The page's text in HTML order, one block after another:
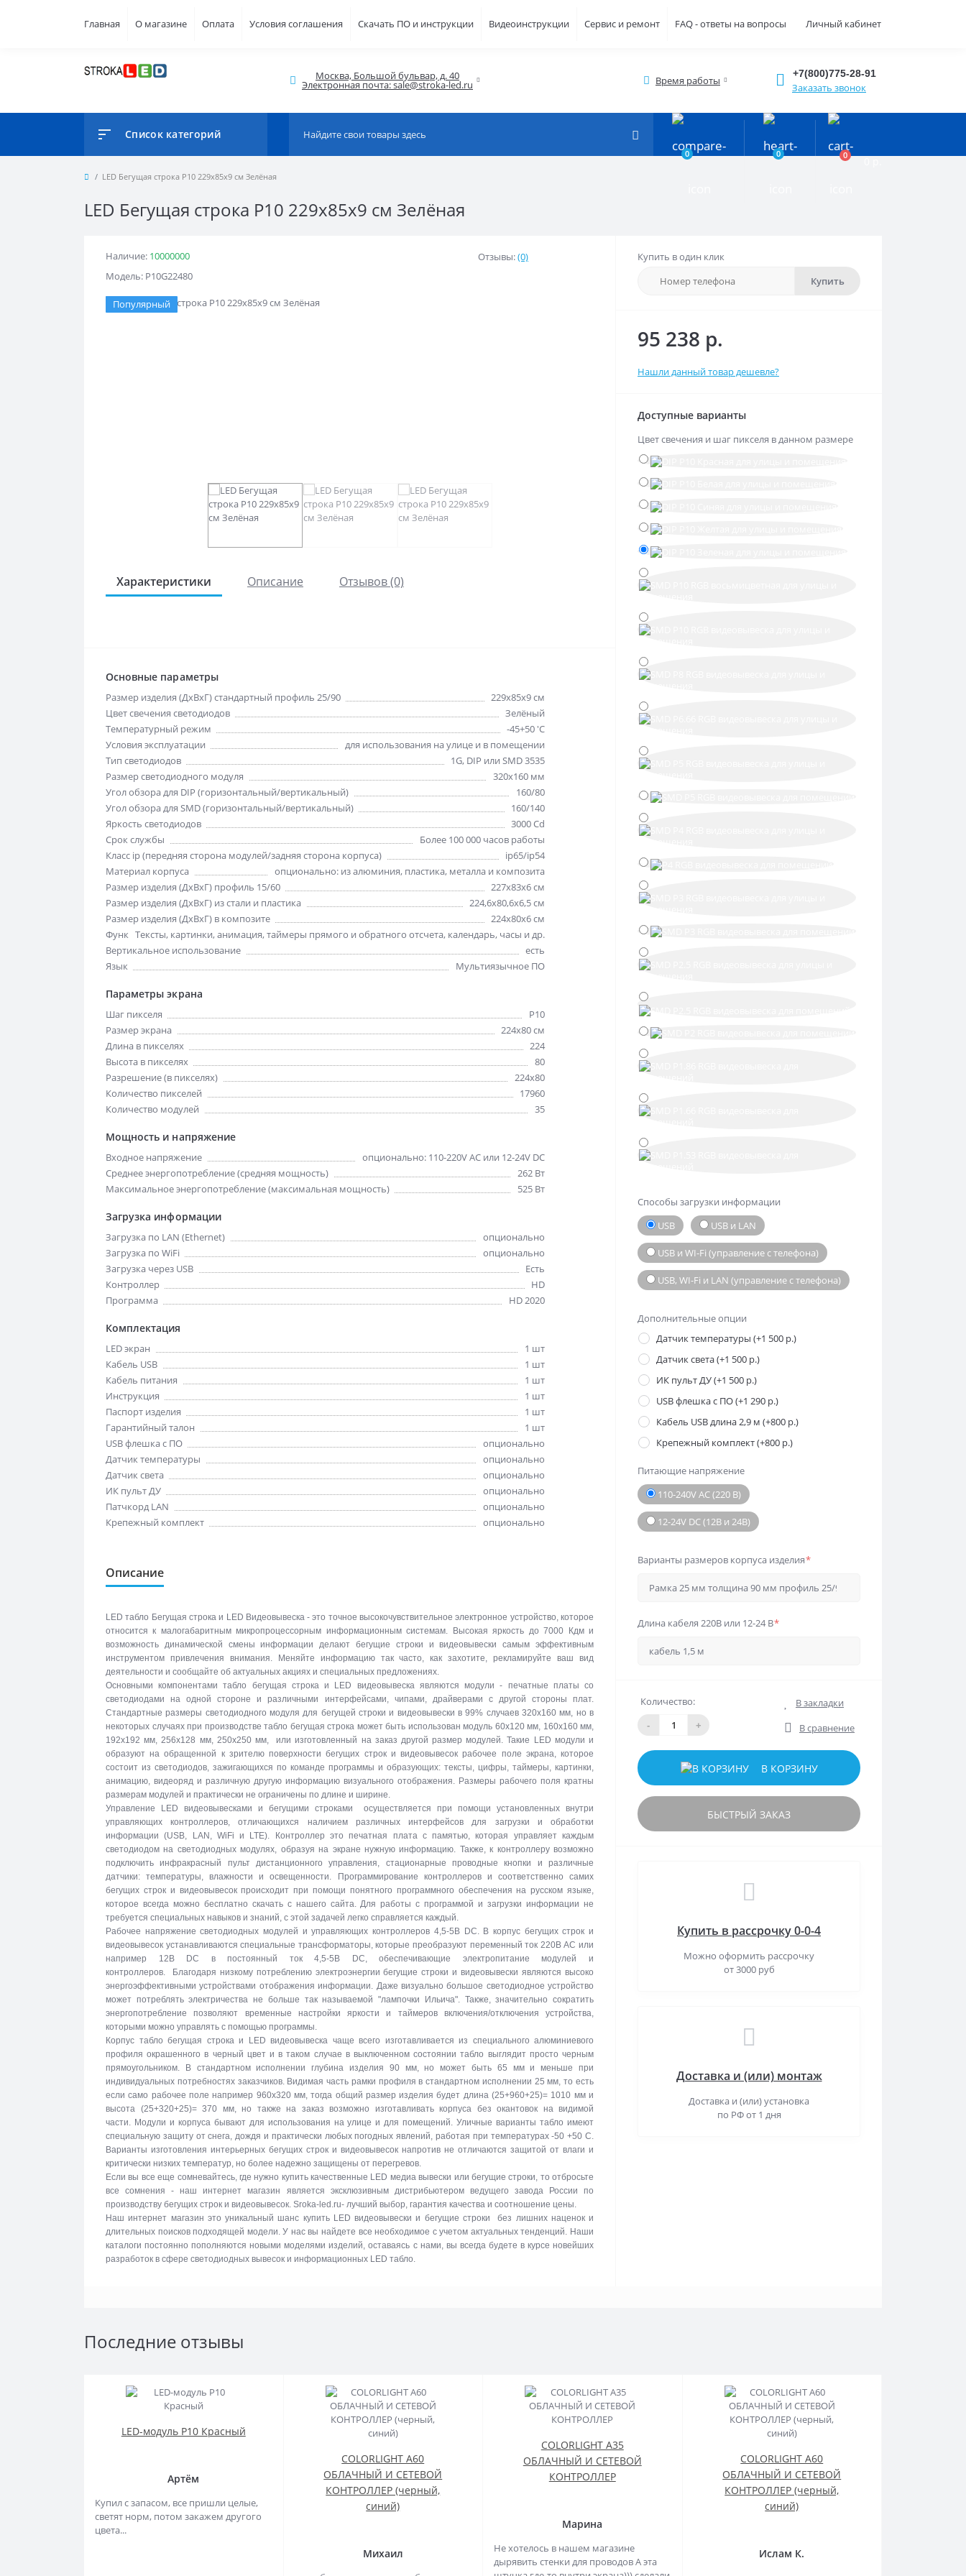
Главная О магазине Оплата Условия соглашения Скачать ПО и инструкции Видеоинструкции Сервис и ремонт FAQ - ответы на вопросы Личный кабинет
Москва, Большой бульвар, д. 40
Электронная почта: sale@stroka-led.ru Время работы
+7(800)775-28-91
Заказать звонок
Список категорий
0 0 0
LED Бегущая строка Р10 229x85x9 см Зелёная
LED Бегущая строка Р10 229x85x9 см Зелёная
Наличие: 10000000
Модель: Р10G22480
Отзывы:(0)
Популярный
Характеристики Описание Отзывов (0)
Основные параметры
Размер изделия (ДхВхГ) стандартный профиль 25/90
229х85х9 см
Цвет свечения светодиодов
Зелёный
Температурный режим
-45+50 'C
Условия эксплуатации
для использования на улице и в помещении
Тип светодиодов
1G, DIP или SMD 3535
Размер светодиодного модуля
320х160 мм
Угол обзора для DIP (горизонтальный/вертикальный)
160/80
Угол обзора для SMD (горизонтальный/вертикальный)
160/140
Яркость светодиодов
3000 Cd
Срок службы
Более 100 000 часов работы
Класс ip (передняя сторона модулей/задняя сторона корпуса)
ip65/ip54
Материал корпуса
опционально: из алюминия, пластика, металла и композита
Размер изделия (ДхВхГ) профиль 15/60
227х83х6 см
Размер изделия (ДхВхГ) из стали и пластика
224,6х80,6х6,5 см
Размер изделия (ДхВхГ) в композите
224х80х6 см
Функции отображения
Тексты, картинки, анимация, таймеры прямого и обратного отсчета, календарь, часы и др.
Вертикальное использование
есть
Язык
Мультиязычное ПО
Параметры экрана
Шаг пикселя
Р10
Размер экрана
224х80 см
Длина в пикселях
224
Высота в пикселях
80
Разрешение (в пикселях)
224x80
Количество пикселей
17960
Количество модулей
35
Мощность и напряжение
Входное напряжение
опционально: 110-220V AC или 12-24V DC
Среднее энергопотребление (средняя мощность)
262 Вт
Максимальное энергопотребление (максимальная мощность)
525 Вт
Загрузка информации
Загрузка по LAN (Ethernet)
опционально
Загрузка по WiFi
опционально
Загрузка через USB
Есть
Контроллер
HD
Программа
HD 2020
Комплектация
LED экран
1 шт
Кабель USB
1 шт
Кабель питания
1 шт
Инструкция
1 шт
Паспорт изделия
1 шт
Гарантийный талон
1 шт
USB флешка с ПО
опционально
Датчик температуры
опционально
Датчик света
опционально
ИК пульт ДУ
опционально
Патчкорд LAN
опционально
Крепежный комплект
опционально
Описание
LED табло Бегущая строка и LED Видеовывеска - это точное высокочувствительное электронное устройство, которое
относится к малогабаритным микропроцессорным информационным системам. Высокая яркость до 7000 Кдм и
возможность динамической смены информации делают бегущие строки и видеовывески самым эффективным
инструментом привлечения внимания. Меняйте информацию так часто, как захотите, рекламируйте ваш вид
деятельности и сообщайте об актуальных акциях и специальных предложениях.
Основными компонентами табло бегущая строка и LED видеовывеска являются модули - печатные платы со
светодиодами на одной стороне и различными интерфейсами, чипами, драйверами с другой стороны плат.
Стандартные размеры светодиодного модуля для бегущей строки и видеовывески в 99% случаев 320х160 мм, но в
некоторых случаях при производстве табло бегущая строка может быть использован модуль 60х120 мм, 160х160 мм,
192х192 мм, 256х128 мм, 250х250 мм, или изготовленный на заказ другой размер модулей. Такие LED модули и
образуют на обращенной к зрителю поверхности бегущих строк и видеовывесок рабочее поле экрана, которое
состоит из светодиодов, зажигающихся по команде программы и образующих: тексты, цифры, таймеры, картинки,
анимацию, видеоряд и различную другую информацию визуального отображения. Размеры рабочего поля кратны
размерам модулей и практически не ограничены по длине и ширине.
Управление LED видеовывесками и бегущими строками осуществляется при помощи установленных внутри
управляющих контроллеров, отличающихся наличием различных интерфейсов для загрузки и обработки
информации (USB, LAN, WiFi и LTE). Контроллер это печатная плата с памятью, которая управляет каждым
светодиодом на светодиодных модулях, образуя на экране нужную информацию. Также, к контроллеру возможно
подключить инфракрасный пульт дистанционного управления, стационарные проводные кнопки и различные
датчики: температуры, влажности и освещенности. Программирование контроллеров и соответственно самих
бегущих строк и видеовывесок происходит при помощи понятного программного обеспечения на русском языке,
которое всегда можно бесплатно скачать с нашего сайта. Для работы с программой и загрузки информации не
требуется специальных навыков и знаний, с этой задачей легко справляется каждый.
Рабочее напряжение светодиодных модулей и управляющих контроллеров 4,5-5В DC. В корпус бегущих строк и
видеовывесок устанавливаются специальные трансформаторы, которые преобразуют переменный ток 220В АС или
например 12В DC в постоянный ток 4,5-5В DC, обеспечивающие электропитание модулей и
контроллеров. Благодаря низкому потреблению электроэнергии бегущие строки и видеовывески являются высоко
энергоэффективными устройствами отображения информации. Даже визуально большое светодиодное устройство
может потреблять электричества не больше так называемой "лампочки Ильича". Также, значительно сократить
энергопотребление позволяют временные настройки яркости и таймеров включения/отключения устройства,
которыми можно управлять с помощью программы.
Корпус табло бегущая строка и LED видеовывеска чаще всего изготавливается из специального алюминиевого
профиля окрашенного в черный цвет и в таком случае в выключенном состоянии табло выглядит просто черным
прямоугольником. В стандартном исполнении глубина изделия 90 мм, но может быть 65 мм и меньше при
индивидуальных потребностях заказчиков. Видимая часть рамки профиля в стандартном исполнении 25 мм, то есть
если само рабочее поле например 960х320 мм, тогда общий размер изделия будет длина (25+960+25)= 1010 мм и
высота (25+320+25)= 370 мм, но также на заказ возможно изготавливать корпуса без окантовок на видимой
части. Модули и корпуса бывают для использования на улице и для помещений. Уличные варианты табло имеют
специальную защиту от снега, дождя и практически любых погодных явлений, работая при температурах -50 +50 C.
Варианты изготовления интерьерных бегущих строк и видеовывесок напротив не отличаются защитой от влаги и
критически низких температур, но более надежно защищены от перегревов.
Если вы все еще сомневайтесь, где нужно купить качественные LED медиа вывески или бегущие строки, то отбросьте
все сомнения - наш интернет магазин является эксклюзивным дистрибьютером ведущего завода России по
производству бегущих строк и видеовывесок. Sroka-led.ru- лучший выбор, гарантия качества и соотношение цены.
Наш интернет магазин это уникальный шанс купить LED видеовывески и бегущие строки без лишних наценок и
длительных поисков подходящей модели. У нас вы найдете все необходимое с учетом актуальных тенденций. Наши
каталоги постоянно пополняются новыми моделями изделий, оставаясь с нами, вы всегда будете в курсе новейших
разработок в сфере светодиодных вывесок и информационных LED табло.
Купить в один клик
Купить
95 238 р.
Нашли данный товар дешевле?
Доступные варианты
Цвет свечения и шаг пикселя в данном размере
Способы загрузки информации
USB
USB и LAN
USB и WI-Fi (управление с телефона)
USB, WI-Fi и LAN (управление с телефона)
Дополнительные опции
Датчик температуры (+1 500 р.)
Датчик света (+1 500 р.)
ИК пульт ДУ (+1 500 р.)
USB флешка с ПО (+1 290 р.)
Кабель USB длина 2,9 м (+800 р.)
Крепежный комплект (+800 р.)
Питающие напряжение
110-240V AC (220 В)
12-24V DC (12В и 24В)
Варианты размеров корпуса изделия*
Длина кабеля 220В или 12-24 В*
Количество:
- +
В закладки
В сравнение
В КОРЗИНУ
БЫСТРЫЙ ЗАКАЗ
Купить в рассрочку 0-0-4
Можно оформить рассрочку
от 3000 руб
Доставка и (или) монтаж
Доставка и (или) установка
по РФ от 1 дня
Последние отзывы
LED-модуль P10 Красный
Артём
Купил с запасом, все пришли целые,
светят норм, потом закажем другого
цвета...
COLORLIGHT A60
ОБЛАЧНЫЙ И СЕТЕВОЙ
КОНТРОЛЛЕР (черный,
синий)
Михаил
COLORLIGHT A35
ОБЛАЧНЫЙ И СЕТЕВОЙ
КОНТРОЛЛЕР
Марина
Не хотелось в нашем магазине
дырявить стенки для проводов А эта
COLORLIGHT A60
ОБЛАЧНЫЙ И СЕТЕВОЙ
КОНТРОЛЛЕР (черный,
синий)
Ислам К.